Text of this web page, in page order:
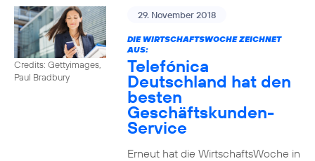
Credits: Gettyimages,
Paul Bradbury
29. November 2018
DIE WIRTSCHAFTSWOCHE ZEICHNET
AUS:
Telefónica
Deutschland hat den
besten
Geschäftskunden-
Service
Erneut hat die WirtschaftsWoche in